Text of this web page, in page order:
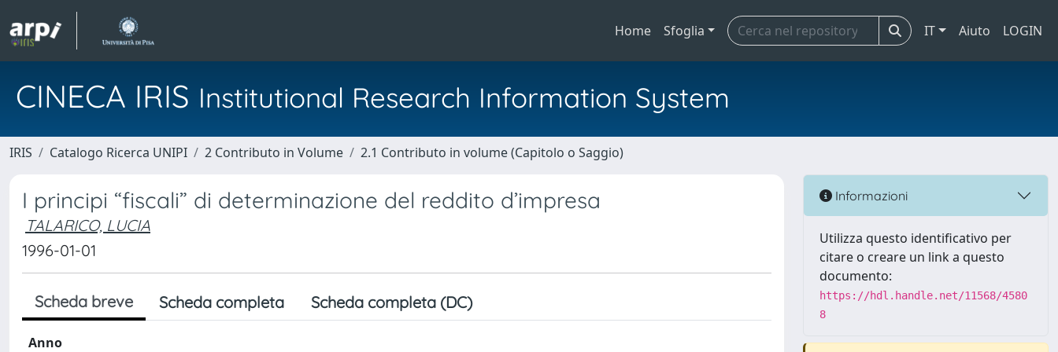
Home Sfoglia IT Aiuto LOGIN
CINECA IRIS Institutional Research Information System
IRIS Catalogo Ricerca UNIPI 2 Contributo in Volume 2.1 Contributo in volume (Capitolo o Saggio)
I principi “fiscali” di determinazione del reddito d’impresa
TALARICO, LUCIA
1996-01-01
Scheda breve Scheda completa Scheda completa (DC)
Anno
Informazioni
Utilizza questo identificativo per
citare o creare un link a questo
documento:
https://hdl.handle.net/11568/4580
8